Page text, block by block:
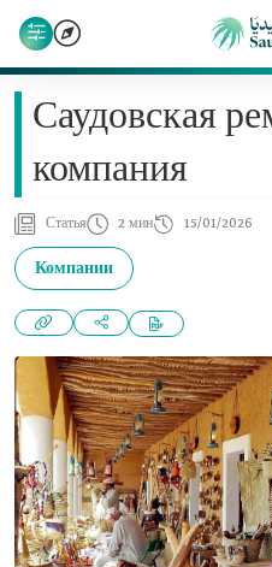
Саудовская
компания
Статья 2 мин 15/01/2026
Компании